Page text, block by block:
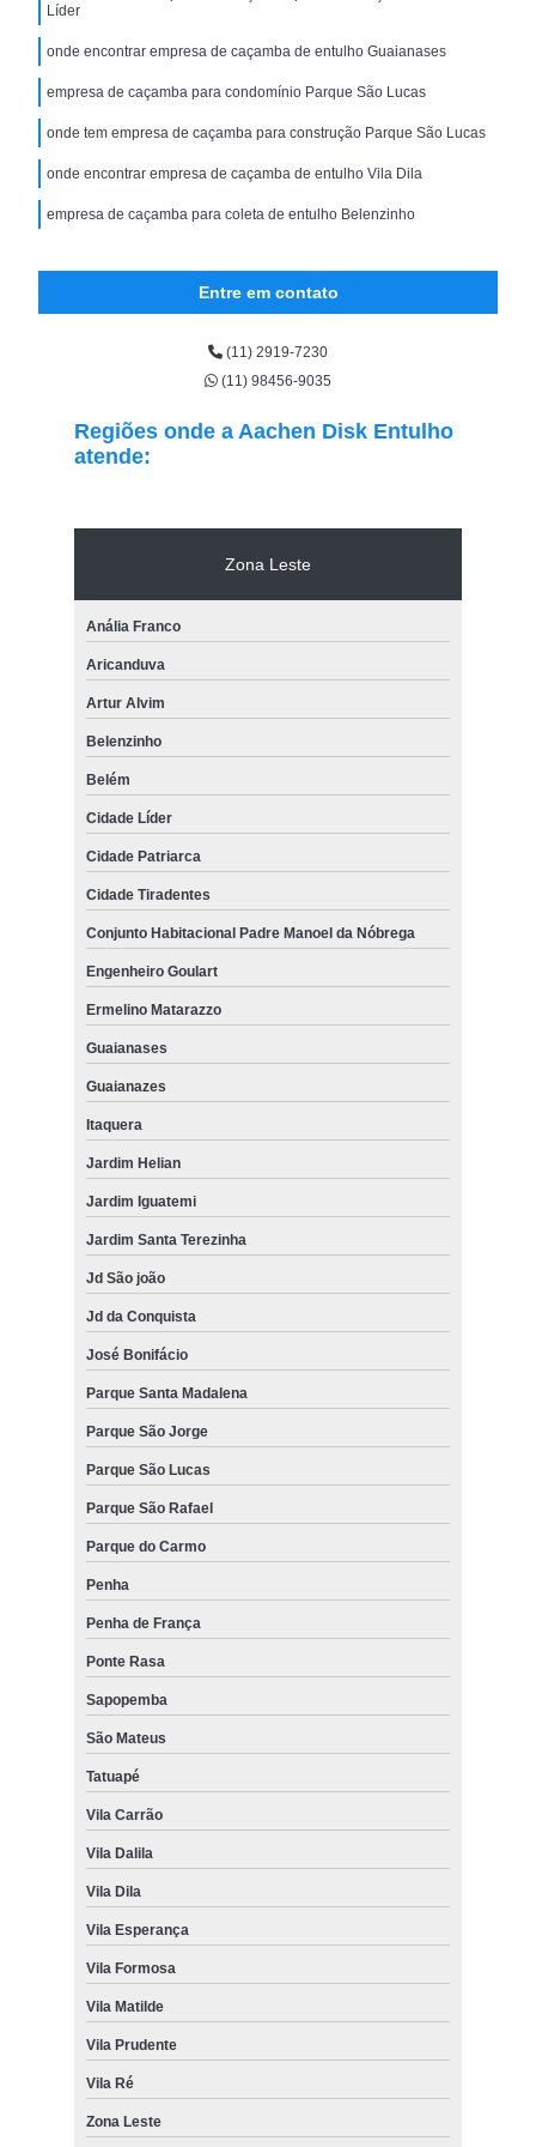
Líder
onde encontrar empresa de caçamba de entulho Guaianases
empresa de caçamba para condomínio Parque São Lucas
onde tem empresa de caçamba para construção Parque São Lucas
onde encontrar empresa de caçamba de entulho Vila Dila
empresa de caçamba para coleta de entulho Belenzinho
Entre em contato
(11) 2919-7230
(11) 98456-9035
Regiões onde a Aachen Disk Entulho
atende:
Zona Leste
Anália Franco
Aricanduva
Artur Alvim
Belenzinho
Belém
Cidade Líder
Cidade Patriarca
Cidade Tiradentes
Conjunto Habitacional Padre Manoel da Nóbrega
Engenheiro Goulart
Ermelino Matarazzo
Guaianases
Guaianazes
Itaquera
Jardim Helian
Jardim Iguatemi
Jardim Santa Terezinha
Jd São joão
Jd da Conquista
José Bonifácio
Parque Santa Madalena
Parque São Jorge
Parque São Lucas
Parque São Rafael
Parque do Carmo
Penha
Penha de França
Ponte Rasa
Sapopemba
São Mateus
Tatuapé
Vila Carrão
Vila Dalila
Vila Dila
Vila Esperança
Vila Formosa
Vila Matilde
Vila Prudente
Vila Ré
Zona Leste